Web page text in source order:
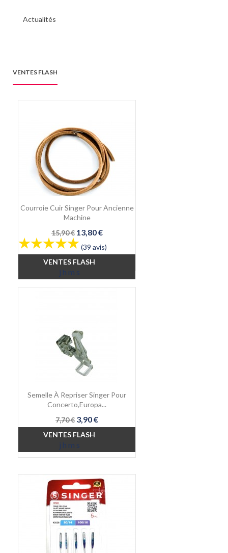
Actualités
VENTES FLASH
Courroie Cuir Singer Pour Ancienne
Machine
Prix
de
base
15,90 € Prix
13,80 €
(39 avis)
VENTES FLASH
j h m s
Semelle À Repriser Singer Pour
Concerto,Europa...
Prix
de
base
7,70 € Prix
3,90 €
VENTES FLASH
j h m s